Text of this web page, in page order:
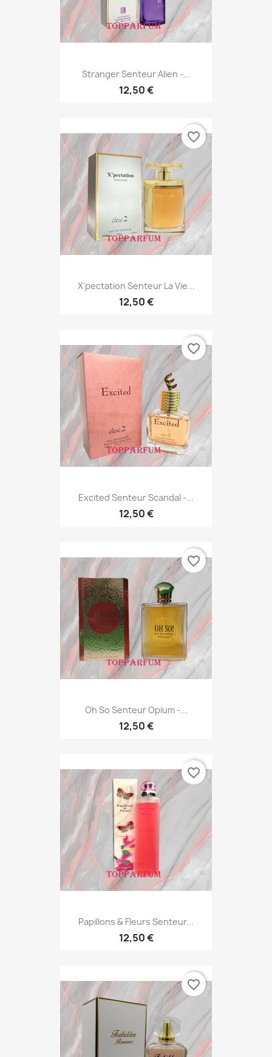
Stranger Senteur Alien -...
12,50 €
X'pectation Senteur La Vie...
12,50 €
favorite_border
Excited Senteur Scandal -...
12,50 €
favorite_border
Oh So Senteur Opium -...
12,50 €
favorite_border
Papillons & Fleurs Senteur...
12,50 €
favorite_border
favorite_border